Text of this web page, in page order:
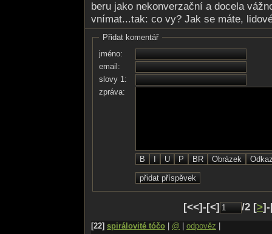
beru jako nekonverzační a docela
vnímat...tak: co vy? Jak se máte,
Přidat komentář
jméno:
email:
slovy 1:
zpráva:
[<<]-[<] /2 [>
[22] spirálovité tóčo @ odpověz